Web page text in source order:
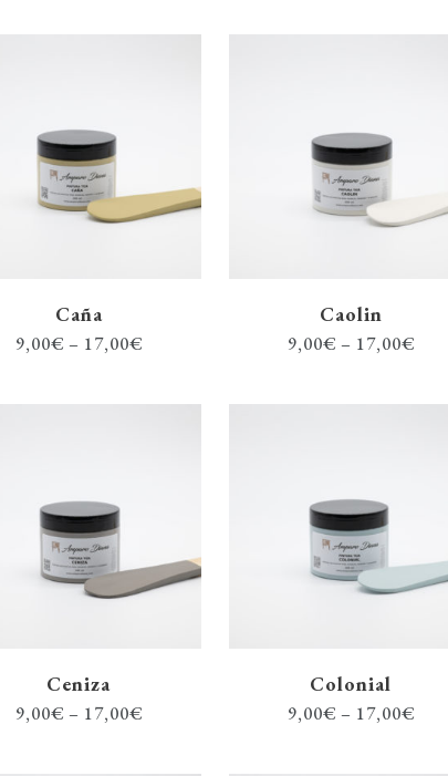
Caña
9,00€ – 17,00€
Caolin
9,00€ – 17,00€
Ceniza
9,00€ – 17,00€
Colonial
9,00€ – 17,00€